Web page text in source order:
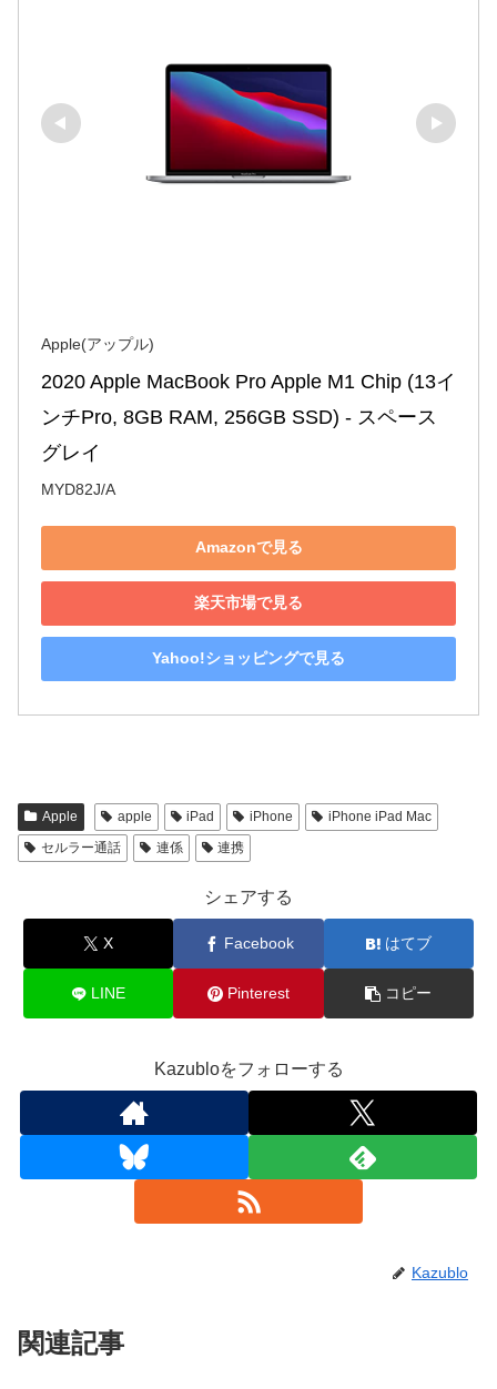
Apple(アップル)
2020 Apple MacBook Pro Apple M1 Chip (13イ
ンチPro, 8GB RAM, 256GB SSD) - スペース
グレイ
MYD82J/A
Amazonで見る
楽天市場で見る
Yahoo!ショッピングで見る
Apple apple iPad iPhone
iPhone iPad Mac
セルラー通話
連係 連携
シェアする
X Facebook はてブ
LINE Pinterest コピー
Kazubloをフォローする
Kazublo
関連記事